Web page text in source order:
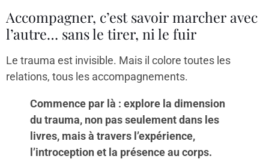
Accompagner, c’est savoir marcher avec
l’autre… sans le tirer, ni le fuir
Le trauma est invisible. Mais il colore toutes les
relations, tous les accompagnements.
Commence par là : explore la dimension
du trauma, non pas seulement dans les
livres, mais à travers l’expérience,
l’introception et la présence au corps.